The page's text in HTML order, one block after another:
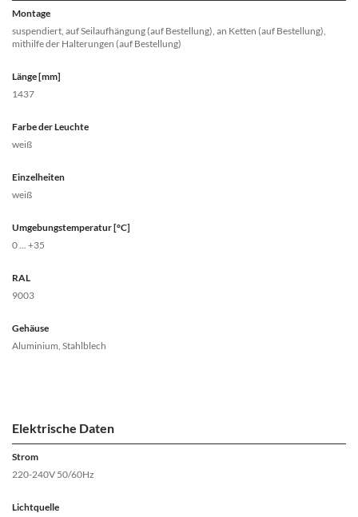
Montage
suspendiert, auf Seilaufhängung (auf Bestellung), an Ketten (auf Bestellung),
mithilfe der Halterungen (auf Bestellung)
Länge [mm]
1437
Farbe der Leuchte
weiß
Einzelheiten
weiß
Umgebungstemperatur [°C]
0 ... +35
RAL
9003
Gehäuse
Aluminium, Stahlblech
Elektrische Daten
Strom
220-240V 50/60Hz
Lichtquelle